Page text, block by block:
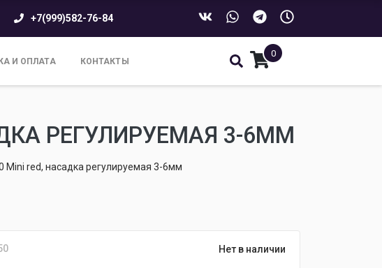
+7(999)582-76-84
И ОПЛАТА КОНТАКТЫ
0
РЕГУЛИРУЕМАЯ 3-6ММ
Mini red, насадка регулируемая 3-6мм
Нет в наличии